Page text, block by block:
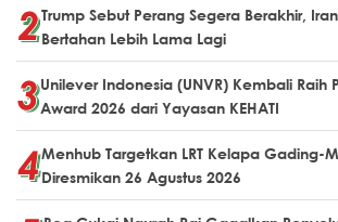
Trump Sebut Perang Segera Berakhir,
Bertahan Lebih Lama Lagi
Unilever Indonesia (UNVR) Kembali Raih
Award 2026 dari Yayasan KEHATI
Menhub Targetkan LRT Kelapa Gading-
Diresmikan 26 Agustus 2026